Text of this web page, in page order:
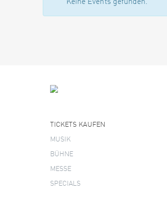
Keine Events gefunden.
TICKETS KAUFEN
MUSIK
BÜHNE
MESSE
SPECIALS